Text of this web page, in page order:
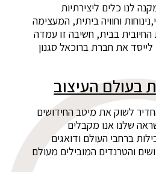
לנו כלים ליצירתיות
וחוויה ביתית, המעצימה
בבית, חשיבה זו עמדה
לייסד את חברת ברוכאל סגנון
בעולם העיצוב
לשוק את מיטב החידושים
שלנו אנו מקבלים
ברחבי העולם ודואגים
והטרנדים המובילים מעולם